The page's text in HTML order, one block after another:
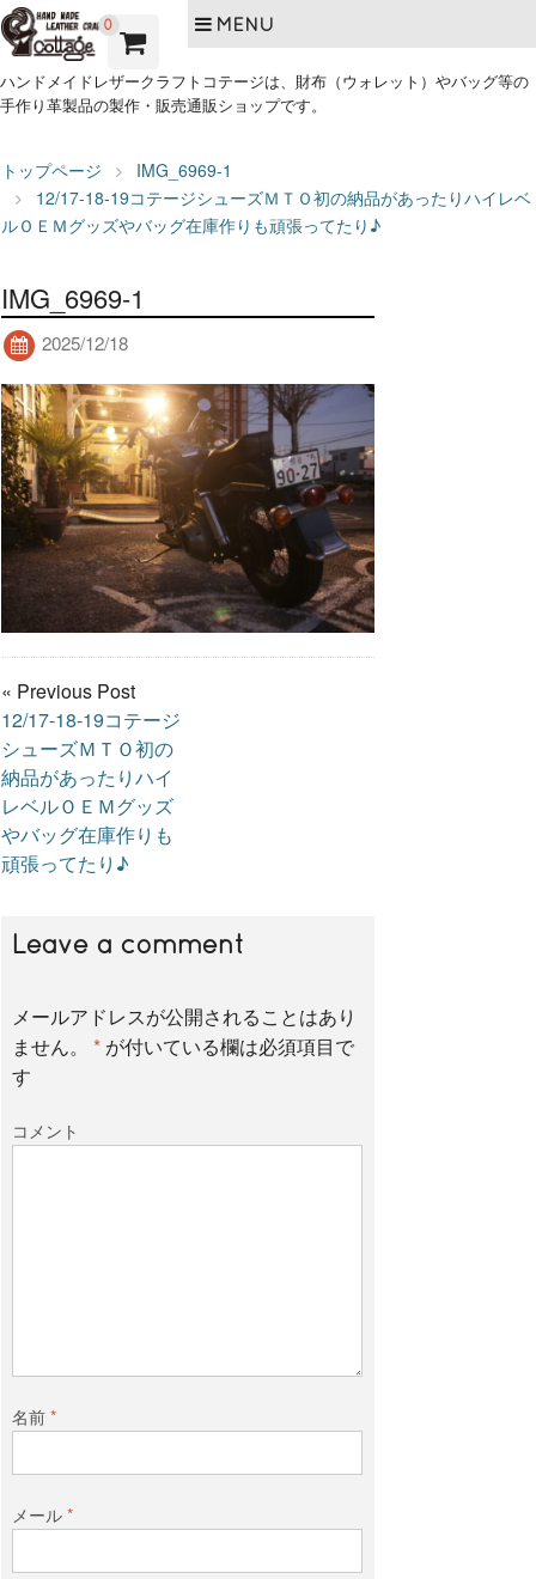
0 MENU
ハンドメイドレザークラフトコテージは、財布（ウォレット）やバッグ等の
手作り革製品の製作・販売通販ショップです。
トップページ
IMG_6969-1
12/17-18-19コテージシューズＭＴＯ初の納品があったりハイレベ
ルＯＥＭグッズやバッグ在庫作りも頑張ってたり♪
IMG_6969-1
2025/12/18
« Previous Post
12/17-18-19コテージ
シューズＭＴＯ初の
納品があったりハイ
レベルＯＥＭグッズ
やバッグ在庫作りも
頑張ってたり♪
Leave a comment
メールアドレスが公開されることはあり
ません。
* が付いている欄は必須項目で
す
コメント
名前*
メール*